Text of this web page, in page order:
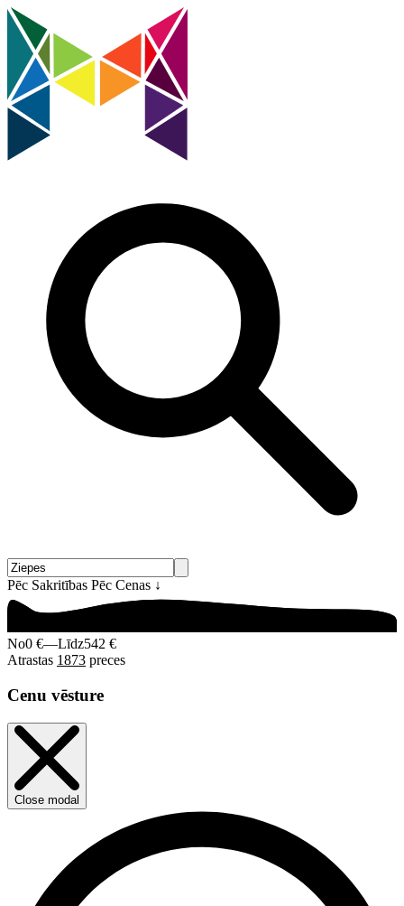
Pēc Sakritības Pēc Cenas ↓
No0 €—Līdz542 €
Atrastas 1873 preces
Cenu vēsture
Close modal